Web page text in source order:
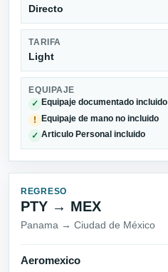
Directo
TARIFA
Light
EQUIPAJE
✓ Equipaje documentado incluido
! Equipaje de mano no incluido
✓ Articulo Personal incluido
REGRESO
PTY → MEX
Panama → Ciudad de México
Aeromexico